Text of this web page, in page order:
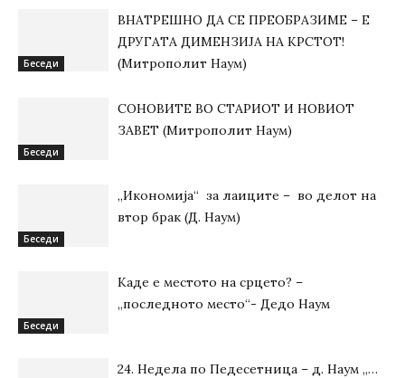
Беседи
ВНАТРЕШНО ДА СЕ ПРЕОБРАЗИМЕ – Е
ДРУГАТА ДИМЕНЗИЈА НА КРСТОТ!
(Митрополит Наум)
Беседи
СОНОВИТЕ ВО СТАРИОТ И НОВИОТ
ЗАВЕТ (Митрополит Наум)
Беседи
„Икономија“ за лаиците – во делот на
втор брак (Д. Наум)
Беседи
Каде е местото на срцето? –
„последното место“- Дедо Наум
24. Недела по Педесетница – д. Наум „…